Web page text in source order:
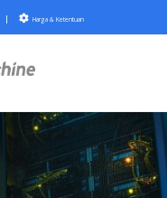
Harga & Ketentuan